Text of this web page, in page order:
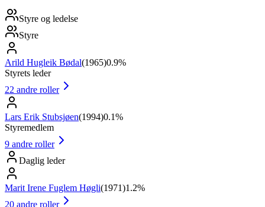
Styre og ledelse
Styre
Arild Hugleik Bødal(1965)0.9%
Styrets leder
22 andre roller
Lars Erik Stubsjøen(1994)0.1%
Styremedlem
9 andre roller
Daglig leder
Marit Irene Fuglem Høgli(1971)1.2%
20 andre roller